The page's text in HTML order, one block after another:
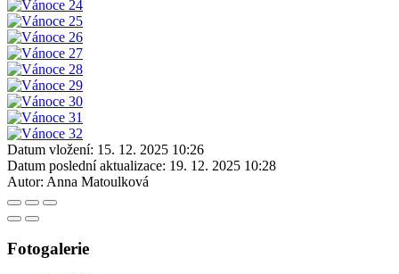
Datum vložení: 15. 12. 2025 10:26
Datum poslední aktualizace: 19. 12. 2025 10:28
Autor: Anna Matoulková
Fotogalerie